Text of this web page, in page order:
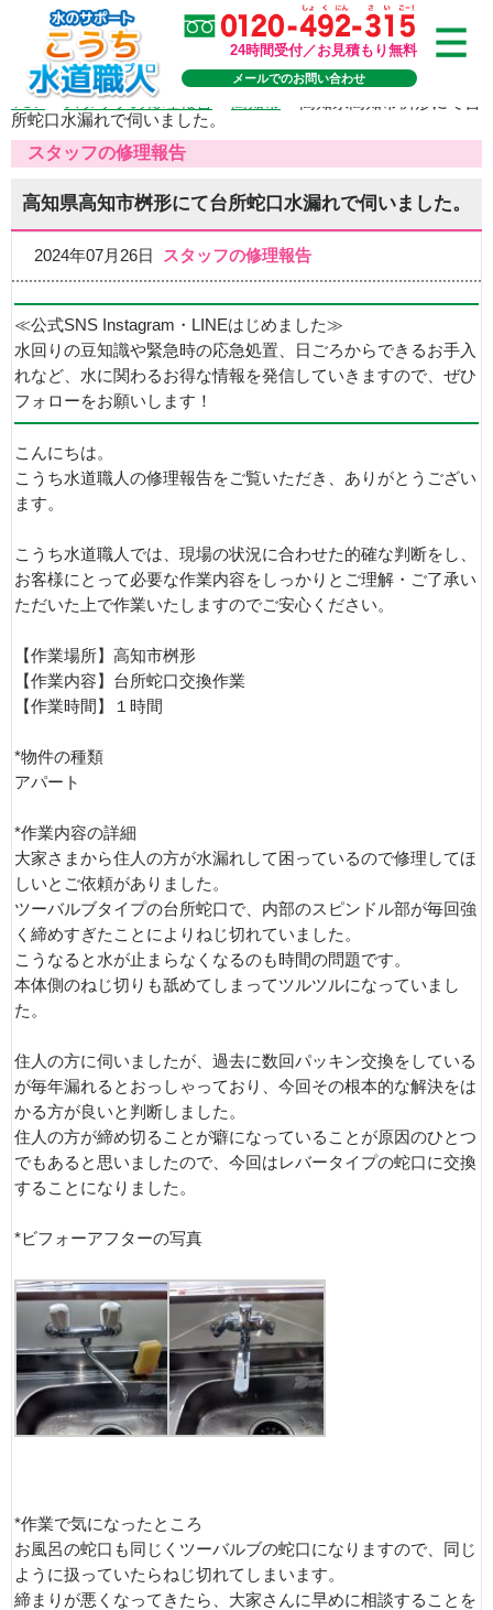
24時間受付／お見積もり無料
メールでのお問い合わせ
TOP>スタッフの修理報告
所蛇口水漏れで伺いました。
スタッフの修理報告
高知県高知市桝形にて台所蛇口水漏れで伺いました。
2024年07月26日 スタッフの修理報告
≪公式SNS Instagram・LINEはじめました≫
水回りの豆知識や緊急時の応急処置、日ごろからできるお手入
れなど、水に関わるお得な情報を発信していきますので、ぜひ
フォローをお願いします！
こんにちは。
こうち水道職人の修理報告をご覧いただき、ありがとうござい
ます。
こうち水道職人では、現場の状況に合わせた的確な判断をし、
お客様にとって必要な作業内容をしっかりとご理解・ご了承い
ただいた上で作業いたしますのでご安心ください。
【作業場所】高知市桝形
【作業内容】台所蛇口交換作業
【作業時間】１時間
*物件の種類
アパート
*作業内容の詳細
大家さまから住人の方が水漏れして困っているので修理してほ
しいとご依頼がありました。
ツーバルブタイプの台所蛇口で、内部のスピンドル部が毎回強
く締めすぎたことによりねじ切れていました。
こうなると水が止まらなくなるのも時間の問題です。
本体側のねじ切りも舐めてしまってツルツルになっていまし
た。
住人の方に伺いましたが、過去に数回パッキン交換をしている
が毎年漏れるとおっしゃっており、今回その根本的な解決をは
かる方が良いと判断しました。
住人の方が締め切ることが癖になっていることが原因のひとつ
でもあると思いましたので、今回はレバータイプの蛇口に交換
することになりました。
*ビフォーアフターの写真
*作業で気になったところ
お風呂の蛇口も同じくツーバルブの蛇口になりますので、同じ
ように扱っていたらねじ切れてしまいます。
締まりが悪くなってきたら、大家さんに早めに相談することを